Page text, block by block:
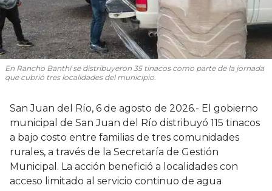
En Rancho Banthí se distribuyeron 35 tinacos como parte de la jornada
que cubrió tres localidades del municipio.
San Juan del Río, 6 de agosto de 2026.- El gobierno
municipal de San Juan del Río distribuyó 115 tinacos
a bajo costo entre familias de tres comunidades
rurales, a través de la Secretaría de Gestión
Municipal. La acción benefició a localidades con
acceso limitado al servicio continuo de agua